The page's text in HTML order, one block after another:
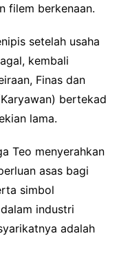
filem berkenaan.
setelah usaha
kembali
Finas dan
bertekad
lama.
Teo menyerahkan
asas bagi
simbol
industri
adalah